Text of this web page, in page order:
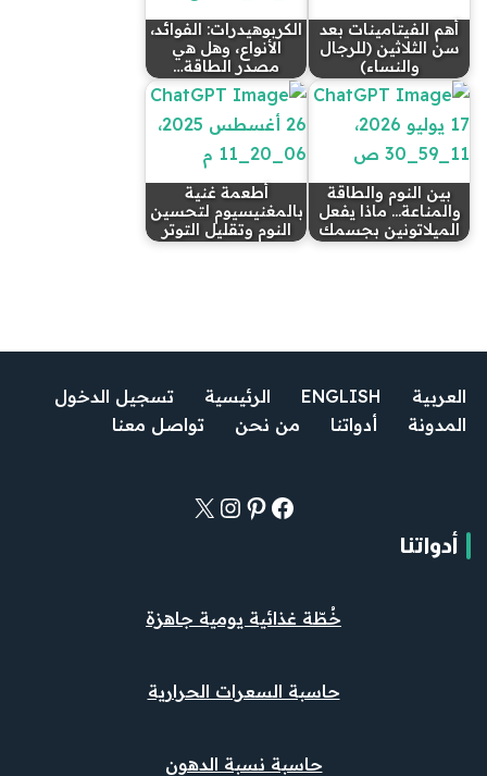
أهم الفيتامينات بعد
سن الثلاثين (للرجال
والنساء)
الكربوهيدرات: الفوائد،
الأنواع، وهل هي
مصدر الطاقة…
بين النوم والطاقة
والمناعة... ماذا يفعل
الميلاتونين بجسمك
أطعمة غنية
بالمغنيسيوم لتحسين
النوم وتقليل التوتر
العربية ENGLISH الرئيسية
تسجيل الدخول
المدونة
أدواتنا من نحن تواصل معنا
أدواتنا
خُطّة غذائية يومية جاهزة
حاسبة السعرات الحرارية
حاسبة نسبة الدهون